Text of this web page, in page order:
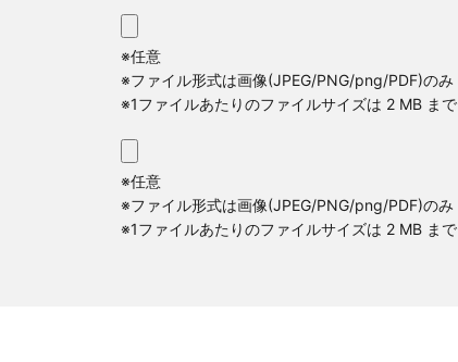
※任意
※ファイル形式は画像(JPEG/PNG/png/PDF)のみ
※1ファイルあたりのファイルサイズは 2 MB まで
※任意
※ファイル形式は画像(JPEG/PNG/png/PDF)のみ
※1ファイルあたりのファイルサイズは 2 MB まで